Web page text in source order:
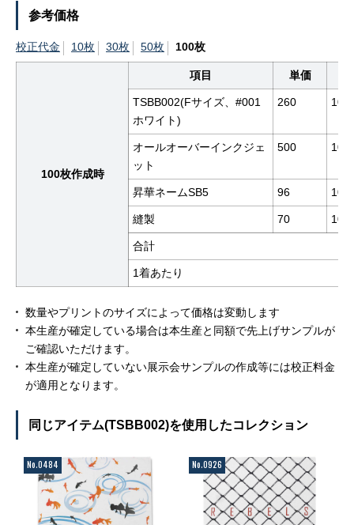
参考価格
校正代金 10枚 30枚 50枚 100枚
100枚作成時
項目 単価
TSBB002(Fサイズ、#001
ホワイト)
260 100
オールオーバーインクジェ
ット
500 100
昇華ネームSB5 96 100
縫製 70 100
合計
1着あたり
数量やプリントのサイズによって価格は変動します
本生産が確定している場合は本生産と同額で先上げサンプルが
ご確認いただけます。
本生産が確定していない展示会サンプルの作成等には校正料金
が適用となります。
同じアイテム(TSBB002)を使用したコレクション
No.0484 No.0926